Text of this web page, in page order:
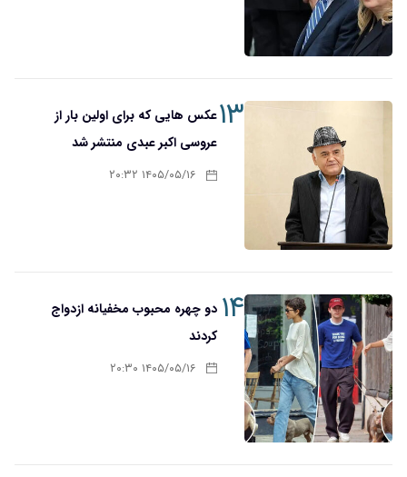
۱۳عکس هایی که برای اولین بار از
عروسی اکبر عبدی منتشر شد
۱۴۰۵/۰۵/۱۶ ۲۰:۳۲
۱۴ دو چهره محبوب مخفیانه ازدواج
کردند
۱۴۰۵/۰۵/۱۶ ۲۰:۳۰